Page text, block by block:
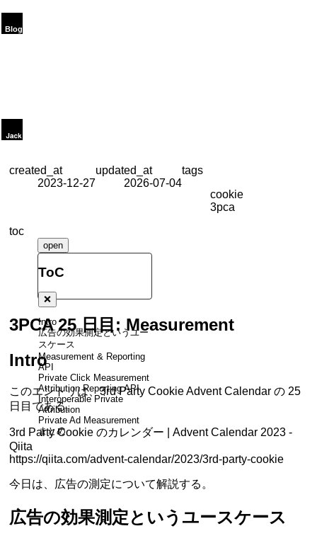
created_at
2023-12-27
updated_at
2026-07-04
tags
cookie
3pca
toc
open
ToC
❌
Intro
広告の効果測定というユー
スケース
Measurement & Reporting
API
Private Click Measurement
Attribution Reporting API
Interoperable Private
Attribution
Private Ad Measurement
まとめ
3PCA 25 日目: Measurement
Intro
このエントリは、3rd Party Cookie Advent Calendar の 25
日目である。
3rd Party Cookie のカレンダー | Advent Calendar 2023 -
Qiita
https://qiita.com/advent-calendar/2023/3rd-party-cookie
今日は、広告の測定について解説する。
広告の効果測定というユースケース